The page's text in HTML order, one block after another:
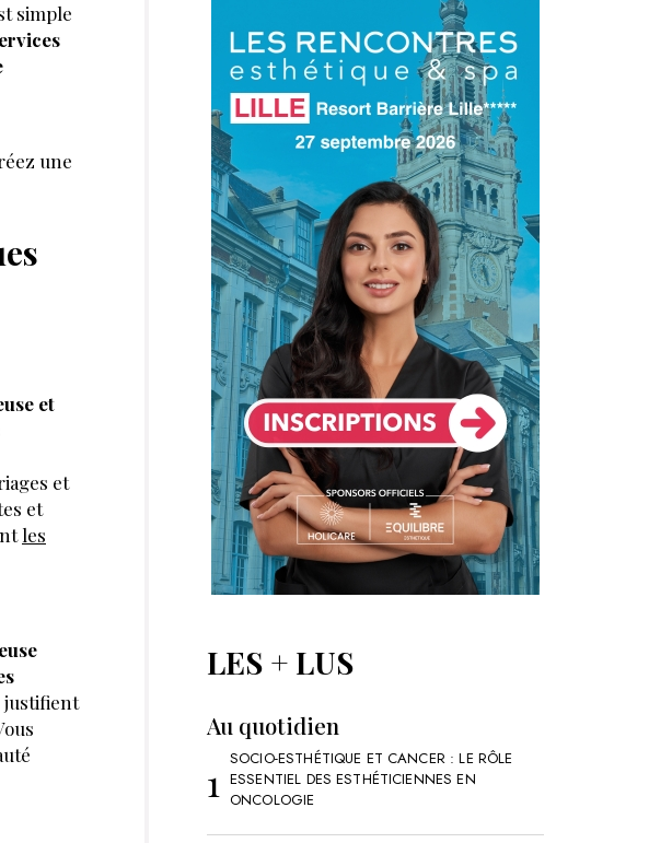
simple
une
et
et
et
les
justifient
LES + LUS
Au quotidien
SOCIO-ESTHÉTIQUE ET CANCER : LE RÔLE
ESSENTIEL DES ESTHÉTICIENNES EN
ONCOLOGIE